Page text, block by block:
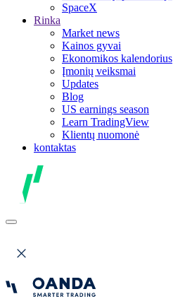
SpaceX
Rinka
Market news
Kainos gyvai
Ekonomikos kalendorius
Įmonių veiksmai
Updates
Blog
US earnings season
Learn TradingView
Klientų nuomonė
kontaktas